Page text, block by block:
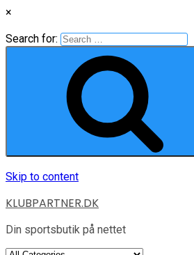
×
Search for:
Skip to content
KLUBPARTNER.DK
Din sportsbutik på nettet